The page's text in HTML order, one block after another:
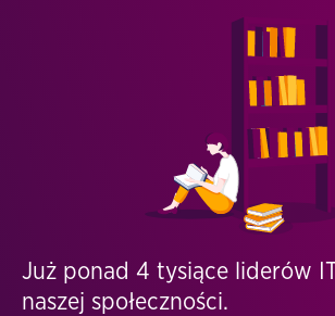
Już ponad 4 tysiące liderów
naszej społeczności.